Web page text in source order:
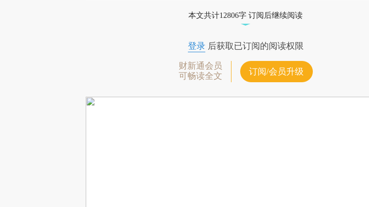
本文共计12806字 订阅后继续阅读
登录后获取已订阅的阅读权限
财新通会员
可畅读全文
订阅/会员升级